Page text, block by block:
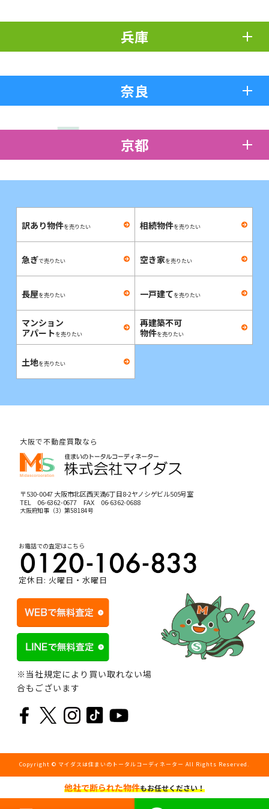
兵庫
奈良
京都
訳あり物件を売りたい 相続物件を売りたい
急ぎで売りたい 空き家を売りたい
長屋を売りたい 一戸建てを売りたい
マンション
アパートを売りたい
再建築不可
物件を売りたい
土地を売りたい
他社で断られた物件もお任せください！
大阪で不動産買取なら
〒530-0047 大阪市北区西天満6丁目8-2ヤノシゲビル505号室
TEL 06-6362-0677FAX 06-6362-0688
大阪府知事（3）第58184号
お電話での査定はこちら
定休日: 火曜日・水曜日
※当社規定により買い取れない場
合もございます
Copyright © マイダスは住まいのトータルコーディネーター All Rights Reserved.